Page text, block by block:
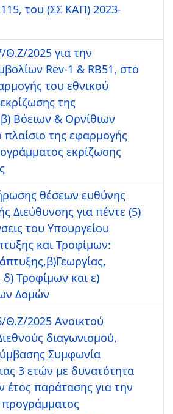
του (ΣΣ ΚΑΠ) 2023-
Θ.Ζ/2025 για την
Rev-1 & RB51, στο
του εθνικού
της
Βόειων & Ορνίθιων
της εφαρμογής
εκρίζωσης
θέσεων ευθύνης
Διεύθυνσης για πέντε (5)
του Υπουργείου
και Τροφίμων:
δ) Τροφίμων και ε)
Δομών
Θ.Ζ/2025 Ανοικτού
διαγωνισμού,
Συμφωνία
3 ετών με δυνατότητα
έτος παράτασης για την